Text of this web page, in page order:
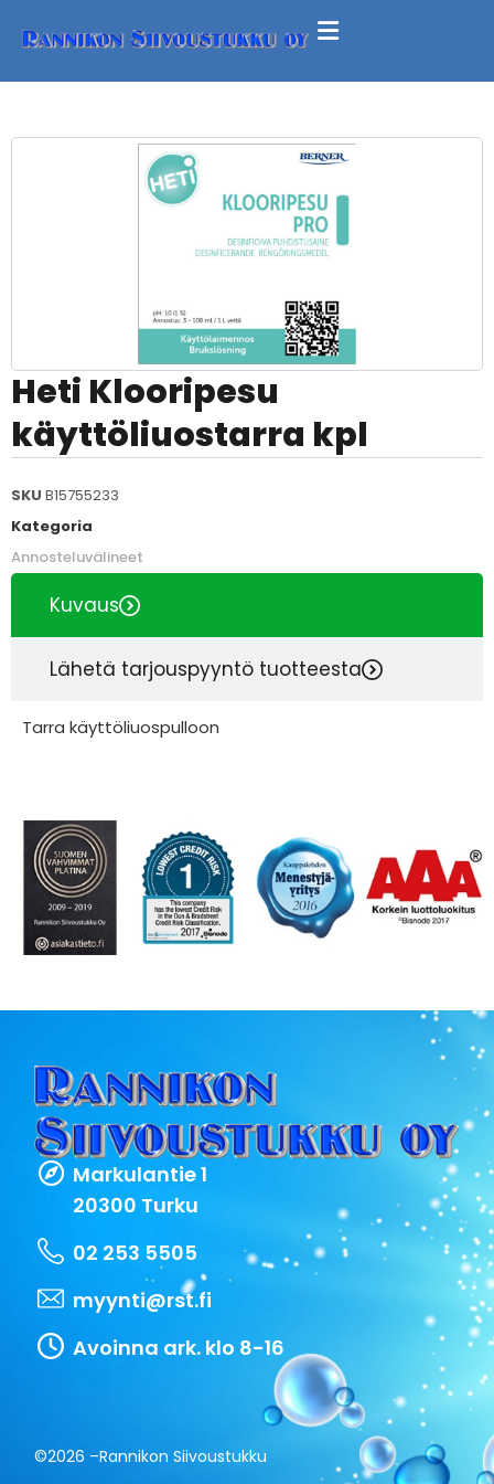
Heti Klooripesu
käyttöliuostarra kpl
SKU B15755233
Kategoria
Annosteluvälineet
Kuvaus
Lähetä tarjouspyyntö tuotteesta
Tarra käyttöliuospulloon
Markulantie 1
20300 Turku
02 253 5505
myynti@rst.fi
Avoinna ark. klo 8-16
©2026 –Rannikon Siivoustukku